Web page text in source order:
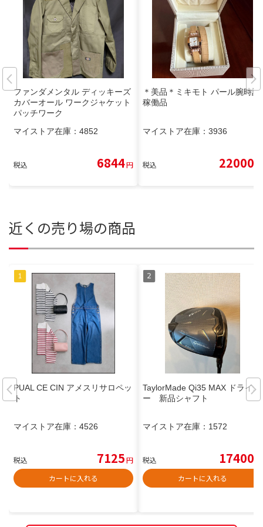
ファンダメンタル ディッキーズ
カバーオール ワークジャケット
パッチワーク
マイストア在庫： 4852
税込 6844円
＊美品＊ミキモト パール腕時計
稼働品
マイストア在庫： 3936
税込 22000
近くの売り場の商品
PUAL CE CIN アメスリサロペッ
ト
マイストア在庫： 4526
税込 7125円
カートに入れる
TaylorMade Qi35 MAX ドライバ
ー 新品シャフト
マイストア在庫： 1572
税込 17400
カートに入れる